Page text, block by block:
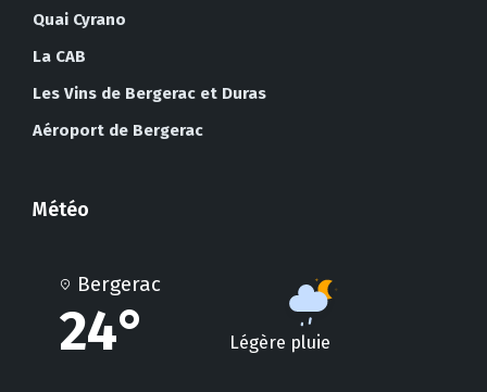
Quai Cyrano
La CAB
Les Vins de Bergerac et Duras
Aéroport de Bergerac
Météo
Bergerac
24° Légère pluie